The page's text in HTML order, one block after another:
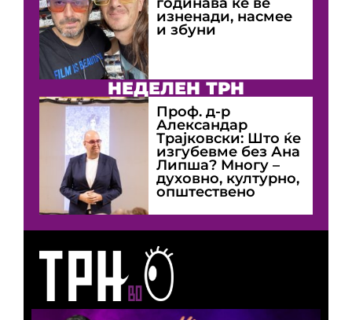
изненади, насмее
и збуни
НЕДЕЛЕН ТРН
Проф. д-р
Александар
Трајковски: Што ќе
изгубевме без Ана
Липша? Многу –
духовно, културно,
општествено